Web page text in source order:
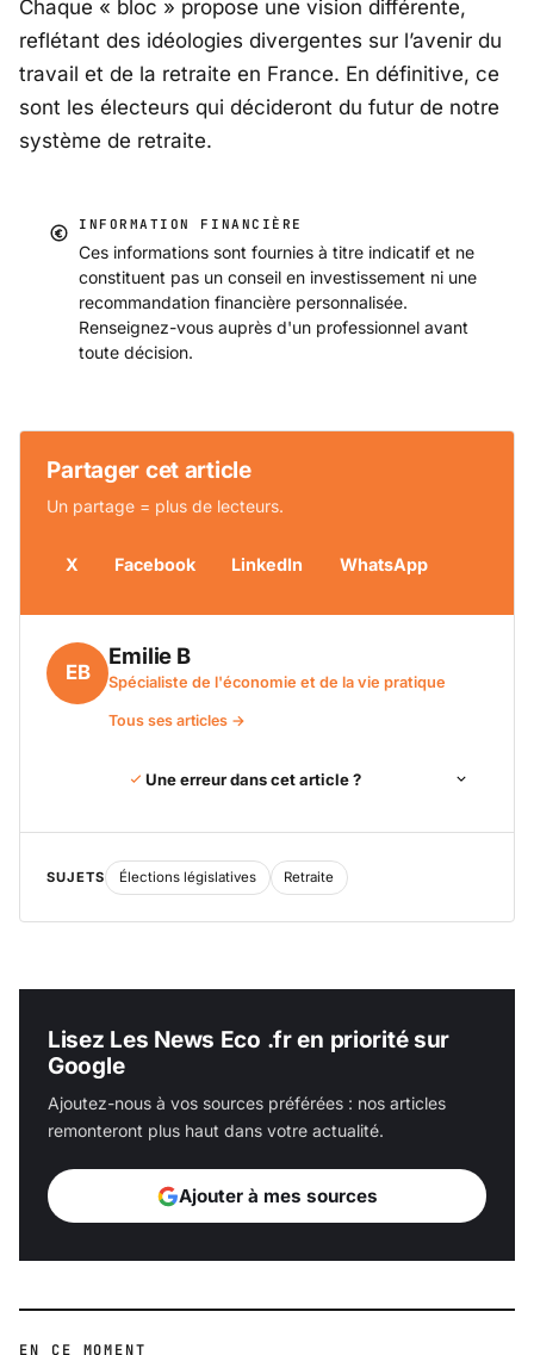
Chaque « bloc » propose une vision différente,
reflétant des idéologies divergentes sur l’avenir du
travail et de la retraite en France. En définitive, ce
sont les électeurs qui décideront du futur de notre
système de retraite.
INFORMATION FINANCIÈRE
Ces informations sont fournies à titre indicatif et ne
constituent pas un conseil en investissement ni une
recommandation financière personnalisée.
Renseignez-vous auprès d'un professionnel avant
toute décision.
Partager cet article
Un partage = plus de lecteurs.
X Facebook LinkedIn WhatsApp
EB
Emilie B
Spécialiste de l'économie et de la vie pratique
Tous ses articles →
Une erreur dans cet article ?
SUJETS Élections législatives Retraite
Lisez Les News Eco .fr en priorité sur
Google
Ajoutez-nous à vos sources préférées : nos articles
remonteront plus haut dans votre actualité.
Ajouter à mes sources
EN CE MOMENT